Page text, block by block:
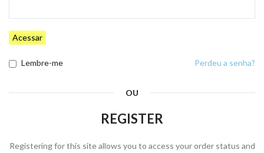
Acessar
Perdeu a senha?
Lembre-me
OU
REGISTER
Registering for this site allows you to access your order status and